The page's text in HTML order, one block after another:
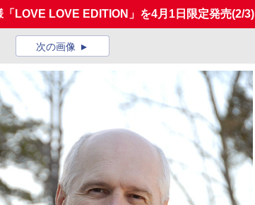
「LOVE LOVE EDITION」を4月1日限定発売(2/3)
次の画像